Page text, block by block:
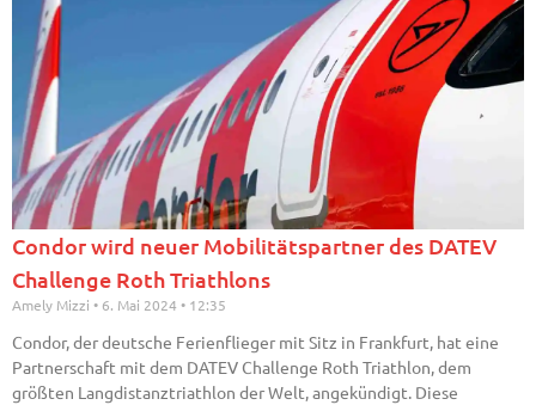
Condor wird neuer Mobilitätspartner des DATEV
Challenge Roth Triathlons
Amely Mizzi 6. Mai 2024 12:35
Condor, der deutsche Ferienflieger mit Sitz in Frankfurt, hat eine
Partnerschaft mit dem DATEV Challenge Roth Triathlon, dem
größten Langdistanztriathlon der Welt, angekündigt. Diese